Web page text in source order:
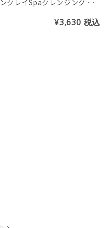
¥3,630 税込